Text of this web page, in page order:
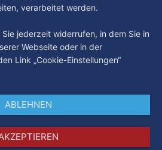
verarbeitet werden.
jederzeit widerrufen, in dem Sie in
Webseite oder in der
Link „Cookie-Einstellungen“
ABLEHNEN